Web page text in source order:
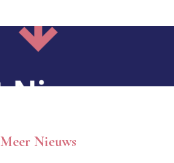
Meer Nieuws